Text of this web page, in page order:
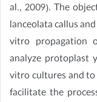
al., 2009). The
lanceolata callus
vitro propagation
analyze protoplast
vitro cultures and
facilitate the